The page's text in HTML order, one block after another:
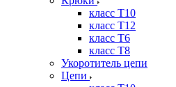
класс Т10
класс Т12
класс Т6
класс Т8
Укоротитель цепи
Цепи